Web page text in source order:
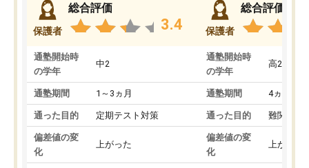
保護者
総合評価
3.4
通塾開始時
の学年
中2
通塾期間 1～3ヵ月
通った目的 定期テスト対策
偏差値の変
化
上がった
保護者
総合評価
通塾開始時
の学年
高2
通塾期間 4ヵ月～1
通った目的 難関私立
偏差値の変
化
上がった